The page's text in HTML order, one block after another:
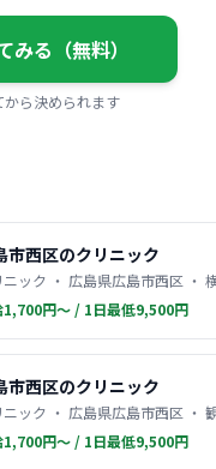
る（無料）
ら決められます
市西区のクリニック
ニック ・ 広島県広島市西区 ・
1,700円〜 / 1日最低9,500円
市西区のクリニック
ニック ・ 広島県広島市西区 ・
1,700円〜 / 1日最低9,500円